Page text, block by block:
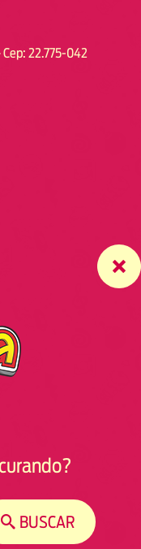
Cep: 22.775-042
BUSCAR